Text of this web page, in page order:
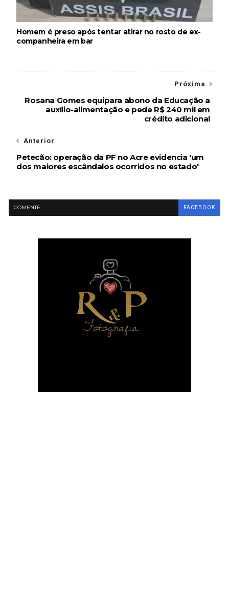
Homem é preso após tentar atirar no rosto de ex-
companheira em bar
Próxima
Rosana Gomes equipara abono da Educação a
auxílio-alimentação e pede R$ 240 mil em
crédito adicional
Anterior
Petecão: operação da PF no Acre evidencia 'um
dos maiores escândalos ocorridos no estado'
COMENTE FACEBOOK